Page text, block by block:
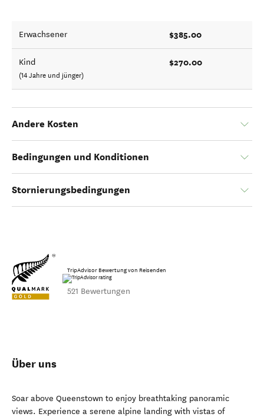
Erwachsener $385.00
Kind
(14 Jahre und jünger)
$270.00
Andere Kosten
Bedingungen und Konditionen
Stornierungsbedingungen
TripAdvisor Bewertung von Reisenden
521 Bewertungen
Über uns
Soar above Queenstown to enjoy breathtaking panoramic
views. Experience a serene alpine landing with vistas of